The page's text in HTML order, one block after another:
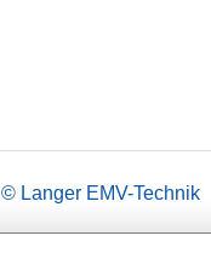
© Langer EMV-Technik